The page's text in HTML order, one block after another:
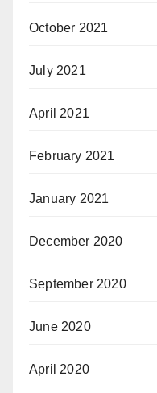
October 2021
July 2021
April 2021
February 2021
January 2021
December 2020
September 2020
June 2020
April 2020